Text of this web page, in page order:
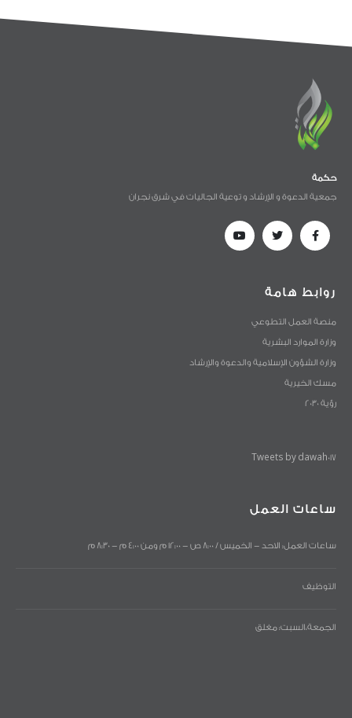
حكمة
جمعية الدعوة و الإرشاد و توعية الجاليات في شرق نجران
روابط هامة
منصة العمل التطوعي
وزارة الموارد البشرية
وزارة الشؤون الإسلامية والدعوة والإرشاد
مسك الخيرية
رؤية 2030
Tweets by dawah017
ساعات العمل
ساعات العمل: الاحد - الخميس / 8:00 ص - 12:00 م ومن 4:00 م - 8:30 م
التوظيف
الجمعة،السبت: مغلق